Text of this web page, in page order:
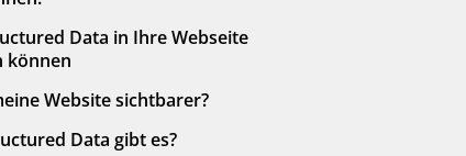
Data in Ihre Webseite
können
Website sichtbarer?
Data gibt es?